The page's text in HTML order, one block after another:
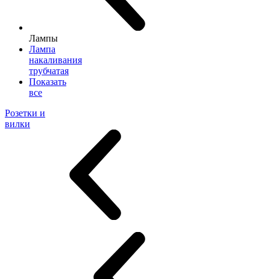
Лампы
Лампа
накаливания
трубчатая
Показать
все
Розетки и
вилки